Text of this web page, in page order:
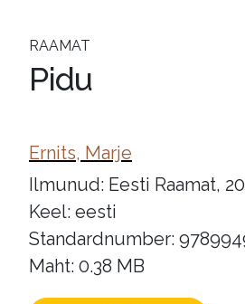
RAAMAT
Pidu
Ernits, Marje
Ilmunud: Eesti Raamat,
Keel: eesti
Standardnumber:
Maht: 0.38 MB